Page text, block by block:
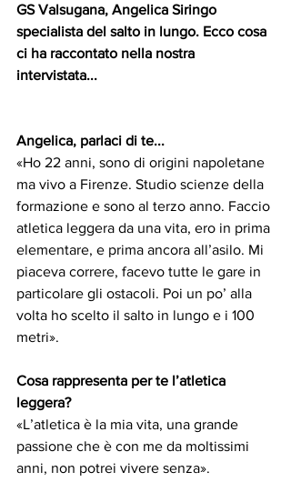
GS Valsugana, Angelica Siringo
specialista del salto in lungo. Ecco cosa
ci ha raccontato nella nostra
intervistata...
Angelica, parlaci di te...
«Ho 22 anni, sono di origini napoletane
ma vivo a Firenze. Studio scienze della
formazione e sono al terzo anno. Faccio
atletica leggera da una vita, ero in prima
elementare, e prima ancora all’asilo. Mi
piaceva correre, facevo tutte le gare in
particolare gli ostacoli. Poi un po’ alla
volta ho scelto il salto in lungo e i 100
metri».
Cosa rappresenta per te l’atletica
leggera?
«L’atletica è la mia vita, una grande
passione che è con me da moltissimi
anni, non potrei vivere senza».